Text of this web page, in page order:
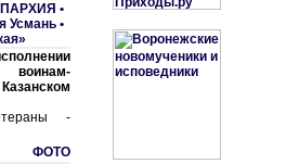
•
Усмань •
-
ФОТО